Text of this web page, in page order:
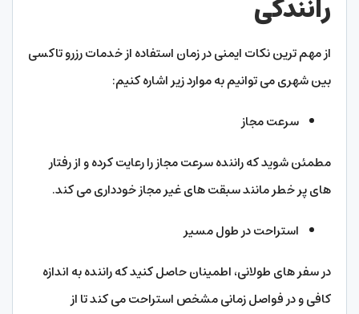
رانندگی
از مهم ترین نکات ایمنی در زمان استفاده از خدمات رزرو تاکسی
بین شهری می توانیم به موارد زیر اشاره کنیم:
سرعت مجاز
مطمئن شوید که راننده سرعت مجاز را رعایت کرده و از رفتار
های پر خطر مانند سبقت ‌های غیر مجاز خودداری می ‌کند.
استراحت در طول مسیر
در سفر های طولانی، اطمینان حاصل کنید که راننده به اندازه
کافی و در فواصل زمانی مشخص استراحت می‌ کند تا از